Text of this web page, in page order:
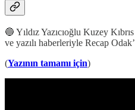
🔵 Yıldız Yazıcıoğlu Kuzey
ve yazılı haberleriyle Recap
(Yazının tamamı için)